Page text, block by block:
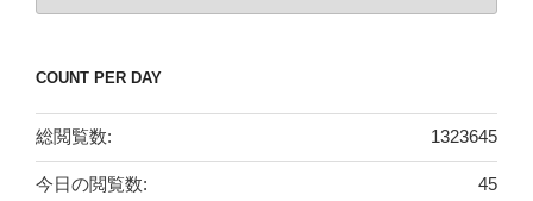
稿
COUNT PER DAY
1323645
総閲覧数:
45
今日の閲覧数: